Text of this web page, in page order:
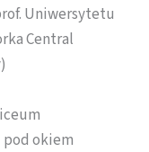
Uniwersytetu
Central
pod okiem